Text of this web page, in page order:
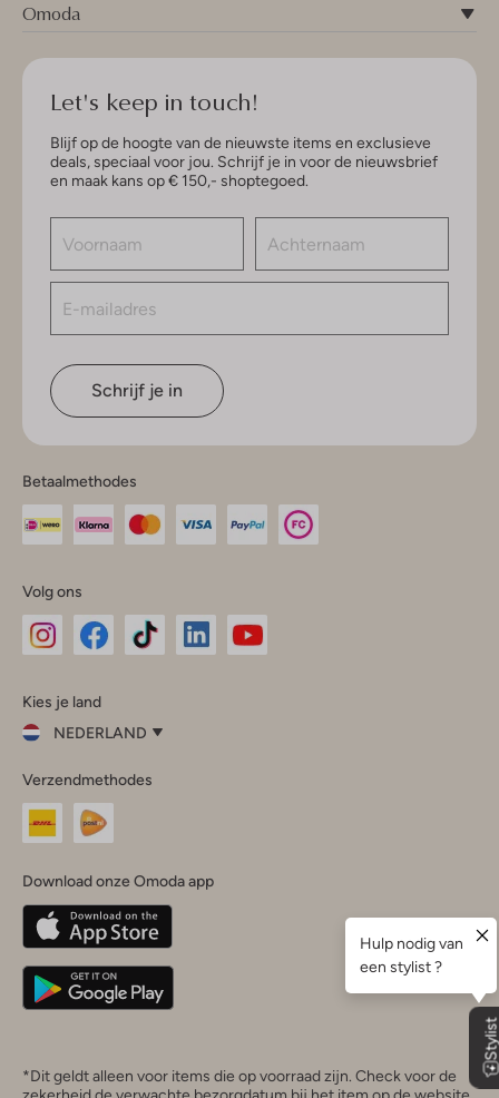
Omoda
Let's keep in touch!
Blijf op de hoogte van de nieuwste items en exclusieve
deals, speciaal voor jou. Schrijf je in voor de nieuwsbrief
en maak kans op € 150,- shoptegoed.
Schrijf je in
Betaalmethodes
Volg ons
InstagramFacebook
Kies je land
NEDERLAND
je
land
Nederland
Belgique(Français)
Deutschland
Verzendmethodes
Download onze Omoda app
*Dit geldt alleen voor items die op voorraad zijn. Check voor de